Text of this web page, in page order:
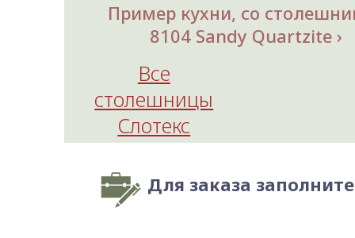
Пример кухни, со
8104 Sandy Quartzite
Все
столешницы
Слотекс
Для заказа